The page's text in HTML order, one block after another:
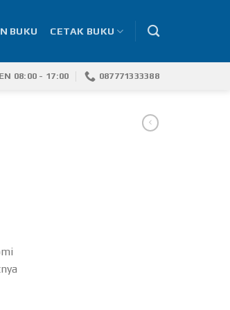
BUKU CETAK BUKU
08:00 - 17:00 087771333388